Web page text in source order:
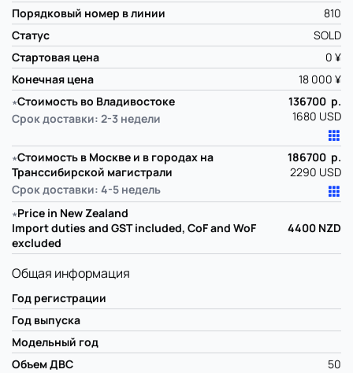
Порядковый номер в линии
810
Статус
SOLD
Стартовая цена
0 ¥
Конечная цена
18 000 ¥
∗Стоимость во Владивостоке
Срок доставки: 2-3 недели
136700 р.
1680 USD
∗Стоимость в Москве и в городах на
Транссибирской магистрали
Срок доставки: 4-5 недель
186700 р.
2290 USD
∗Price in New Zealand
Import duties and GST included, CoF and WoF
excluded
4400 NZD
Общая информация
Год регистрации
Год выпуска
Модельный год
Объем ДВС
50